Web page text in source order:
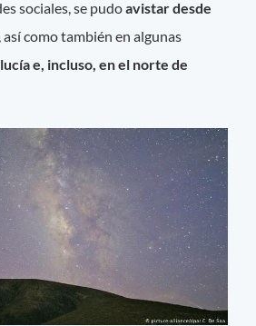
sociales, se pudoavistar desde
, así como también en algunas
e, incluso, en el norte de